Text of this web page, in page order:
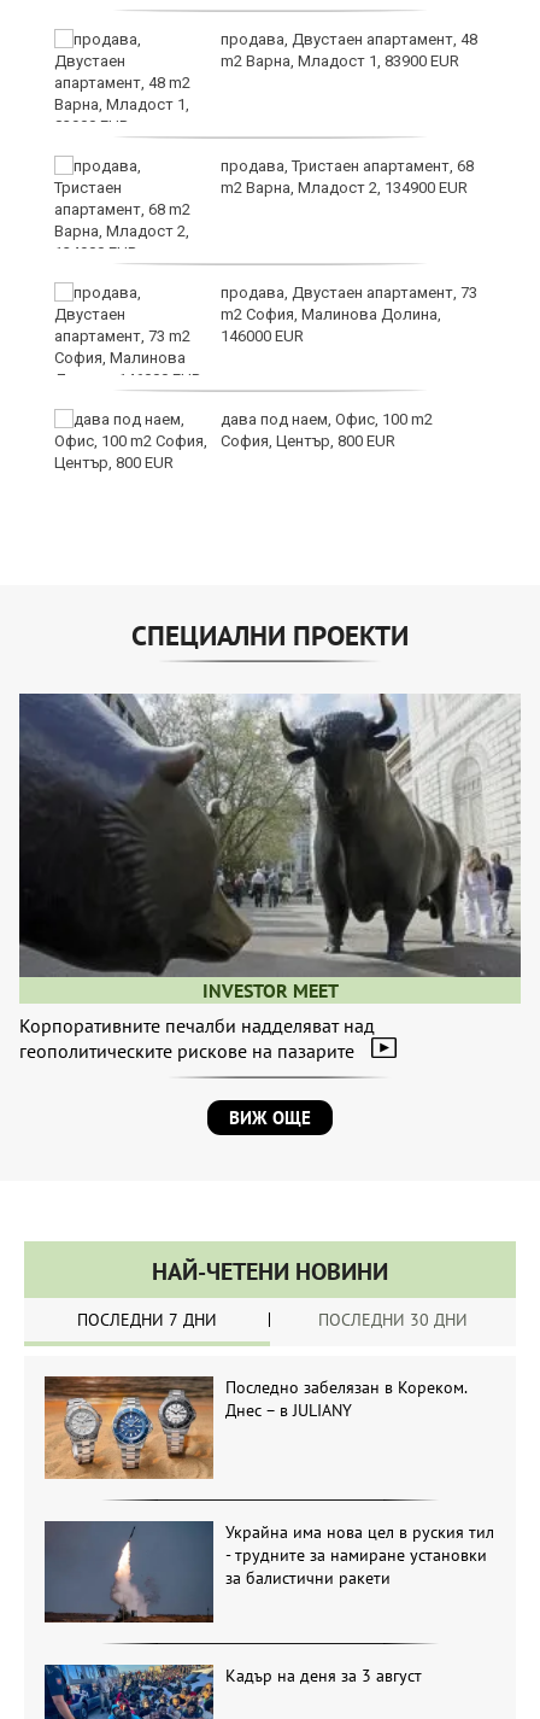
продава, Двустаен апартамент, 48
m2 Варна, Младост 1, 83900 EUR
продава, Тристаен апартамент, 68
m2 Варна, Младост 2, 134900 EUR
продава, Двустаен апартамент, 73
m2 София, Малинова Долина,
146000 EUR
дава под наем, Офис, 100 m2
София, Център, 800 EUR
СПЕЦИАЛНИ ПРОЕКТИ
INVESTOR MEET
Корпоративните печалби надделяват над
геополитическите рискове на пазарите
ВИЖ ОЩЕ
НАЙ-ЧЕТЕНИ НОВИНИ
ПОСЛЕДНИ 7 ДНИ ПОСЛЕДНИ 30 ДНИ
Последно забелязан в Кореком.
Днес – в JULIANY
Украйна има нова цел в руския тил
- трудните за намиране установки
за балистични ракети
Кадър на деня за 3 август